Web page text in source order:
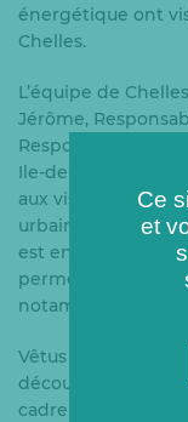
énergétique ont
Chelles.
L’équipe de
Jérôme,
Responsable
Ile-de-France, ont
aux visiteurs le
urbain alimenté
est en phase avec
permet de mieux
notamment
Vêtus des
découvert le cœur
cadre d’une
Ce
et